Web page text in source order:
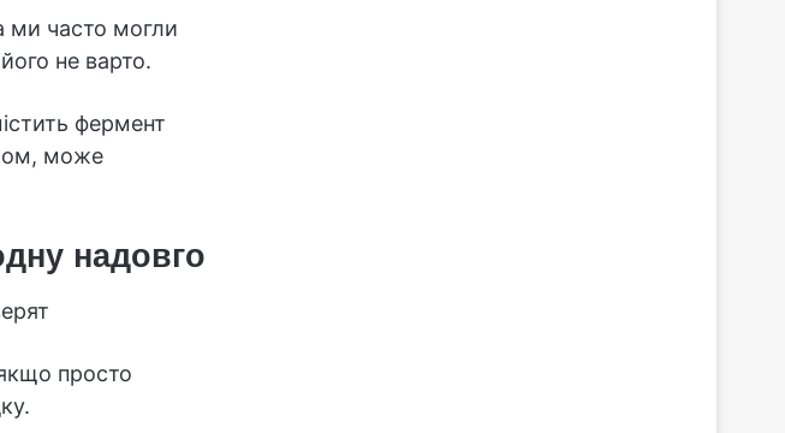
ми часто могли
не варто.
фермент
може
надовго
просто